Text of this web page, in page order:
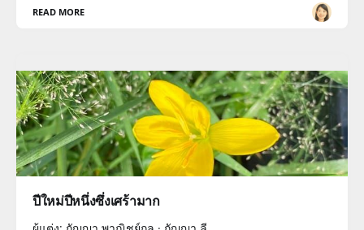
READ MORE
ปีใหม่ปีหนึ่งซึ่งเศร้ามาก